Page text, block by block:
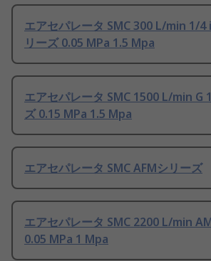
エアセパレータ SMC 300 L/min 1/4
リーズ 0.05 MPa 1.5 Mpa
エアセパレータ SMC 1500 L/min G
ズ 0.15 MPa 1.5 Mpa
エアセパレータ SMC AFMシリーズ
エアセパレータ SMC 2200 L/min
0.05 MPa 1 Mpa